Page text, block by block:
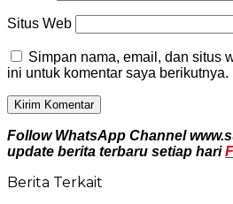
Situs Web
Simpan nama, email, dan situs
ini untuk komentar saya berikutnya.
Follow WhatsApp Channel
update berita terbaru setiap hari
Berita Terkait